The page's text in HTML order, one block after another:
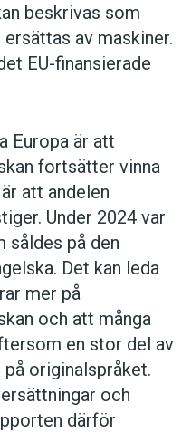
beskrivas som
av maskiner.
EU-finansierade
Europa är att
fortsätter vinna
att andelen
Under 2024 var
såldes på den
Det kan leda
mer på
och att många
en stor del av
originalspråket.
och
därför